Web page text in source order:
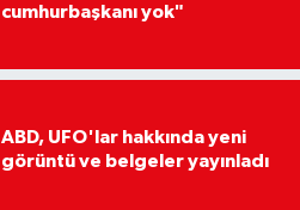
cumhurbaşkanı yok"
ABD, UFO'lar hakkında yeni
görüntü ve belgeler yayınladı